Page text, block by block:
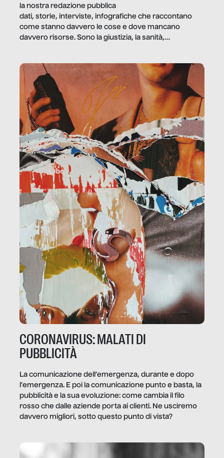
la nostra redazione pubblica
dati, storie, interviste, infografiche che raccontano
come stanno davvero le cose e dove mancano
davvero risorse. Sono la giustizia, la sanità,
CORONAVIRUS: MALATI DI
PUBBLICITÀ
La comunicazione dell’emergenza, durante e dopo
l’emergenza. E poi la comunicazione punto e basta, la
pubblicità e la sua evoluzione: come cambia il filo
rosso che dalle aziende porta ai clienti. Ne usciremo
davvero migliori, sotto questo punto di vista?